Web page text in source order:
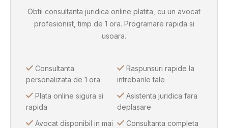
Obtii consultanta juridica online platita, cu un avocat
profesionist, timp de 1 ora. Programare rapida si
usoara.
Consultanta
personalizata de 1 ora
Plata online sigura si
rapida
Avocat disponibil in mai
Raspunsuri rapide la
intrebarile tale
Asistenta juridica fara
deplasare
Consultanta completa